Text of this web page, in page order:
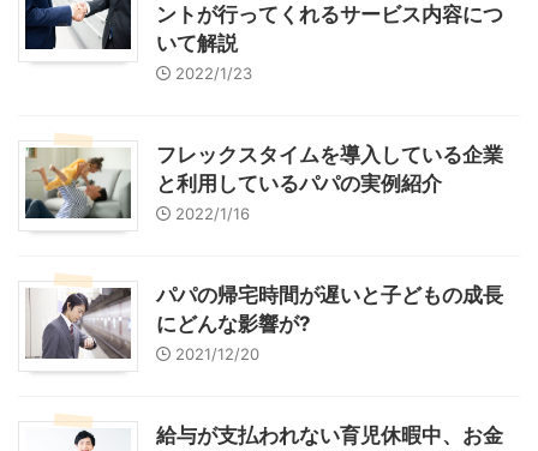
ントが行ってくれるサービス内容につ
いて解説
2022/1/23
フレックスタイムを導入している企業
と利用しているパパの実例紹介
2022/1/16
パパの帰宅時間が遅いと子どもの成長
にどんな影響が?
2021/12/20
給与が支払われない育児休暇中、お金